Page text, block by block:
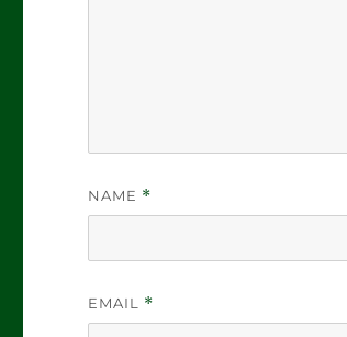
NAME *
EMAIL *